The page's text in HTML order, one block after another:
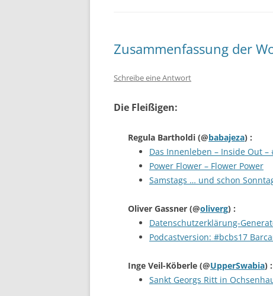
Zusammenfassung der
Schreibe eine Antwort
Die Fleißigen:
Regula Bartholdi (@babajeza) :
Das Innenleben – Inside Out
Power Flower – Flower Power
Samstags … und schon
Oliver Gassner (@oliverg) :
Datenschutzerklärung-
Podcastversion: #bcbs17
Inge Veil-Köberle (@UpperSwabia) :
Sankt Georgs Ritt in